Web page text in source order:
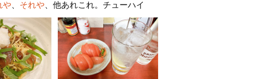
や、 それや、他あれこれ。チューハイ